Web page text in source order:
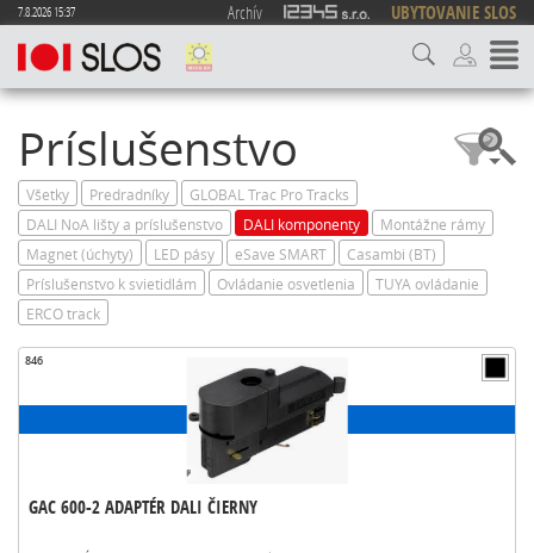
7.8.2026 15:37 Archív UBYTOVANIE SLOS
Príslušenstvo
Všetky Predradníky
GLOBAL Trac Pro Tracks
DALI NoA lišty a príslušenstvo
DALI komponenty
Montážne rámy
Magnet (úchyty)
LED pásy eSave SMART
Casambi (BT)
Príslušenstvo k svietidlám
Ovládanie osvetlenia
TUYA ovládanie
ERCO track
846
GAC 600-2 ADAPTÉR DALI ČIERNY